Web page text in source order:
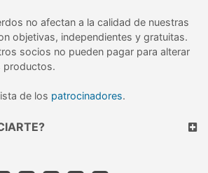
no afectan a la calidad de nuestras
objetivas, independientes y gratuitas.
socios no pueden pagar para alterar
productos.
de los patrocinadores.